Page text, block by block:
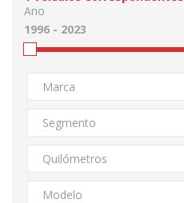
Ano
Marca
Segmento
Quilómetros
Modelo